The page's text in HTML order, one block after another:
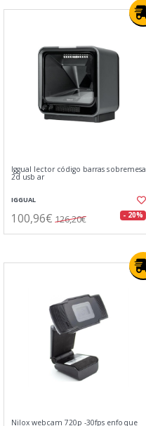
Iggual lector código barras sobremesa
2d usb ar
IGGUAL
100,96€ 126,20€ - 20%
Nilox webcam 720p -30fps enfoque